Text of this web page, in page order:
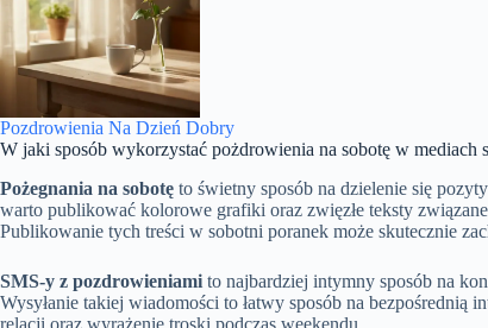
Pozdrowienia Na Dzień Dobry
W jaki sposób wykorzystać pożdrowienia na sobotę w mediach
Pożegnania na sobotę to świetny sposób na dzielenie się
warto publikować kolorowe grafiki oraz zwięzłe teksty
Publikowanie tych treści w sobotni poranek może skutecznie
SMS-y z pozdrowieniami to najbardziej intymny sposób na
Wysyłanie takiej wiadomości to łatwy sposób na